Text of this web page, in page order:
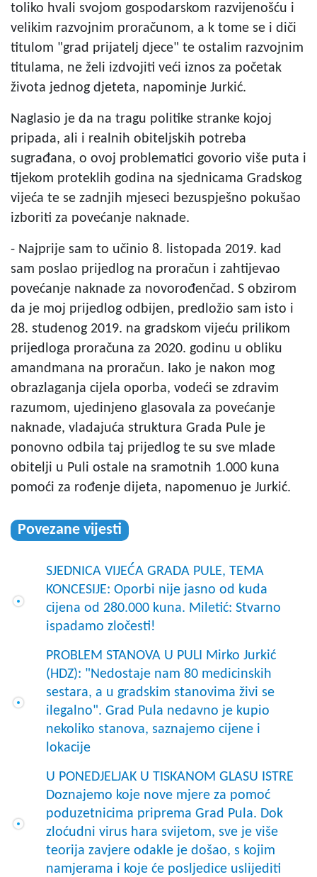
toliko hvali svojom gospodarskom razvijenošću i
velikim razvojnim proračunom, a k tome se i diči
titulom "grad prijatelj djece" te ostalim razvojnim
titulama, ne želi izdvojiti veći iznos za početak
života jednog djeteta, napominje Jurkić.
Naglasio je da na tragu politike stranke kojoj
pripada, ali i realnih obiteljskih potreba
sugrađana, o ovoj problematici govorio više puta i
tijekom proteklih godina na sjednicama Gradskog
vijeća te se zadnjih mjeseci bezuspješno pokušao
izboriti za povećanje naknade.
- Najprije sam to učinio 8. listopada 2019. kad
sam poslao prijedlog na proračun i zahtijevao
povećanje naknade za novorođenčad. S obzirom
da je moj prijedlog odbijen, predložio sam isto i
28. studenog 2019. na gradskom vijeću prilikom
prijedloga proračuna za 2020. godinu u obliku
amandmana na proračun. Iako je nakon mog
obrazlaganja cijela oporba, vodeći se zdravim
razumom, ujedinjeno glasovala za povećanje
naknade, vladajuća struktura Grada Pule je
ponovno odbila taj prijedlog te su sve mlade
obitelji u Puli ostale na sramotnih 1.000 kuna
pomoći za rođenje dijeta, napomenuo je Jurkić.
Povezane vijesti
SJEDNICA VIJEĆA GRADA PULE, TEMA
KONCESIJE: Oporbi nije jasno od kuda
cijena od 280.000 kuna. Miletić: Stvarno
ispadamo zločesti!
PROBLEM STANOVA U PULI Mirko Jurkić
(HDZ): "Nedostaje nam 80 medicinskih
sestara, a u gradskim stanovima živi se
ilegalno". Grad Pula nedavno je kupio
nekoliko stanova, saznajemo cijene i
lokacije
U PONEDJELJAK U TISKANOM GLASU ISTRE
Doznajemo koje nove mjere za pomoć
poduzetnicima priprema Grad Pula. Dok
zloćudni virus hara svijetom, sve je više
teorija zavjere odakle je došao, s kojim
namjerama i koje će posljedice uslijediti